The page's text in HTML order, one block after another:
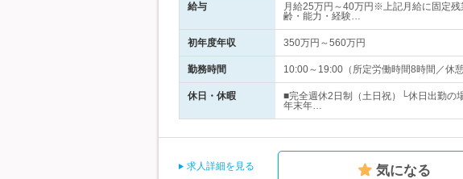
給与
月給25万円～40万円※上記月給に固定
齢・能力・経験…
初年度年収 350万円～560万円
勤務時間 10:00～19:00（所定労働時間8時間／
休日・休暇
■完全週休2日制（土日祝）└休日出勤の
年末年…
求人詳細を見る 気になる